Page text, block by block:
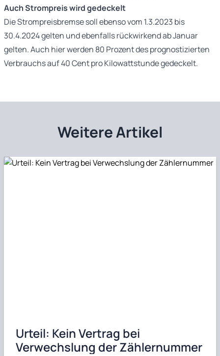
Auch Strompreis wird gedeckelt
Die Strompreisbremse soll ebenso vom 1.3.2023 bis
30.4.2024 gelten und ebenfalls rückwirkend ab Januar
gelten. Auch hier werden 80 Prozent des prognostizierten
Verbrauchs auf 40 Cent pro Kilowattstunde gedeckelt.
Weitere Artikel
Urteil: Kein Vertrag bei
Verwechslung der Zählernummer